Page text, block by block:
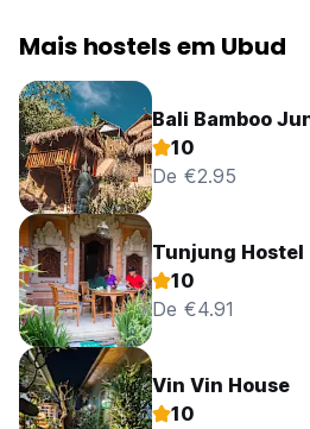
Mais hostels em Ubud
Bali Bamboo
10
De €2.95
Tunjung Hostel
10
De €4.91
Vin Vin House
10